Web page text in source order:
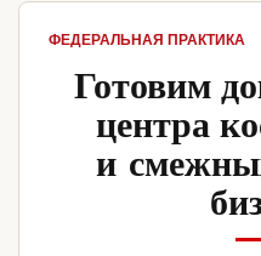
ФЕДЕРАЛЬНАЯ ПРАКТИКА
Готовим
центра
и